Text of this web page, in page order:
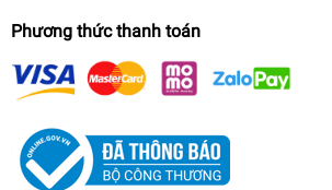
Phương thức thanh toán